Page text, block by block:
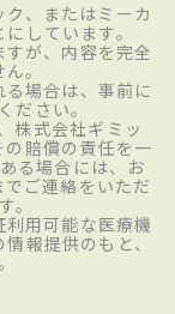
、またはミーカ
しています。
が、内容を完全
。
場合は、事前に
ださい。
株式会社ギミッ
賠償の責任を一
る場合には、お
ご連絡をいただ
。
用可能な医療機
報提供のもと、